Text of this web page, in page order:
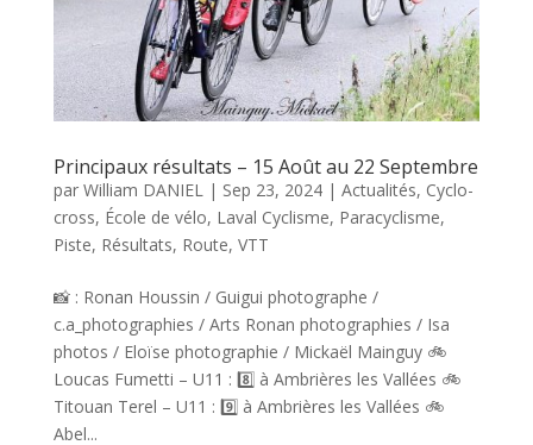
Principaux résultats – 15 Août au 22 Septembre
par William DANIEL| Sep 23, 2024| Actualités, Cyclo-
cross, École de vélo, Laval Cyclisme, Paracyclisme,
Piste, Résultats, Route, VTT
📸 : Ronan Houssin / Guigui photographe /
c.a_photographies / Arts Ronan photographies / Isa
photos / Eloïse photographie / Mickaël Mainguy 🚲
Loucas Fumetti – U11 : 8️⃣ à Ambrières les Vallées 🚲
Titouan Terel – U11 : 9️⃣ à Ambrières les Vallées 🚲
Abel...